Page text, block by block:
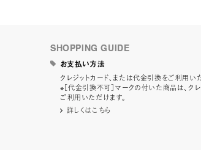
SHOPPING GUIDE
お支払い方法
クレジットカード、または代金引換をご利用い
※［代金引換不可］マークの付いた商品は、ク
ご利用いただけます。
詳しくはこちら